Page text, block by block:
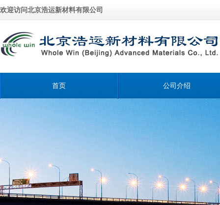
欢迎访问北京浩运新材料有限公司
首页 公司介绍